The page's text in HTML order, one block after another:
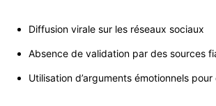
Diffusion virale sur les réseaux sociaux
Absence de validation par des sources
Utilisation d’arguments émotionnels